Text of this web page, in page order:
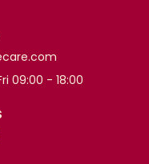
09:00 - 18:00